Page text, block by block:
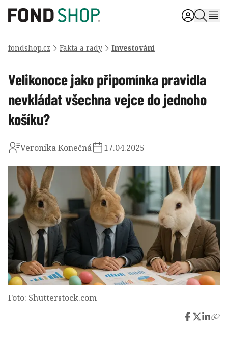
fondshop.cz Fakta a rady Investování
Velikonoce jako připomínka pravidla
nevkládat všechna vejce do jednoho
košíku?
Veronika Konečná 17.04.2025
Foto: Shutterstock.com